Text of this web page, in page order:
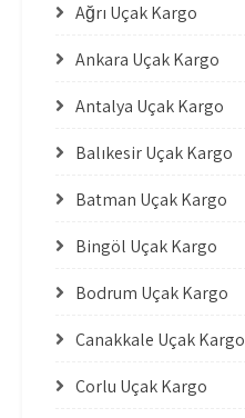
Ağrı Uçak Kargo
Ankara Uçak Kargo
Antalya Uçak Kargo
Balıkesir Uçak Kargo
Batman Uçak Kargo
Bingöl Uçak Kargo
Bodrum Uçak Kargo
Çanakkale Uçak Kargo
Çorlu Uçak Kargo